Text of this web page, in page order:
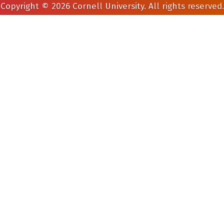
Copyright © 2026 Cornell University. All rights reserved.